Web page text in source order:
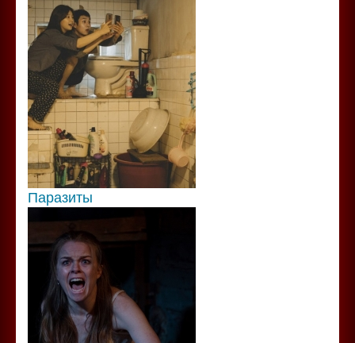
Паразиты